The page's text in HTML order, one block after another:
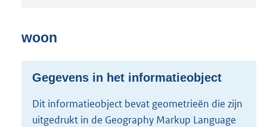
s
r
o
t
woon
Gegevens in het informatieobject
Dit informatieobject bevat geometrieën die zijn
uitgedrukt in de Geography Markup Language